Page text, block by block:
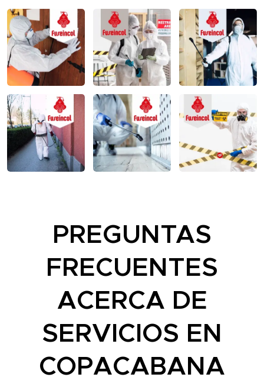
PREGUNTAS
FRECUENTES
ACERCA DE
SERVICIOS EN
COPACABANA